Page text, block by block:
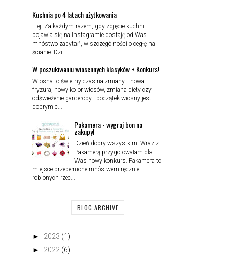
Kuchnia po 4 latach użytkowania
Hej! Za każdym razem, gdy zdjęcie kuchni
pojawia się na Instagramie dostaję od Was
mnóstwo zapytań, w szczególności o cegłę na
ścianie. Dzi...
W poszukiwaniu wiosennych klasyków + Konkurs!
Wiosna to świetny czas na zmiany... nowa
fryzura, nowy kolor włosów, zmiana diety czy
odświeżenie garderoby - początek wiosny jest
dobrym c...
Pakamera - wygraj bon na
zakupy!
Dzień dobry wszystkim! Wraz z
Pakamerą przygotowałam dla
Was nowy konkurs. Pakamera to
miejsce przepełnione mnóstwem ręcznie
robionych rzec...
BLOG ARCHIVE
► 2023 (1)
► 2022 (6)